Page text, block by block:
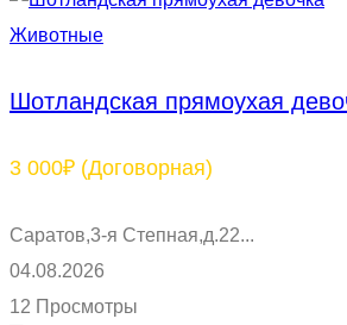
Животные
Шотландская прямоухая
3 000₽ (Договорная)
Саратов,3-я Степная,д.22...
04.08.2026
12 Просмотры